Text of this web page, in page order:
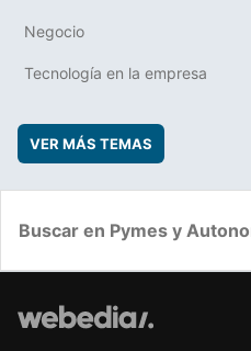
Negocio
Tecnología en la empresa
VER MÁS TEMAS